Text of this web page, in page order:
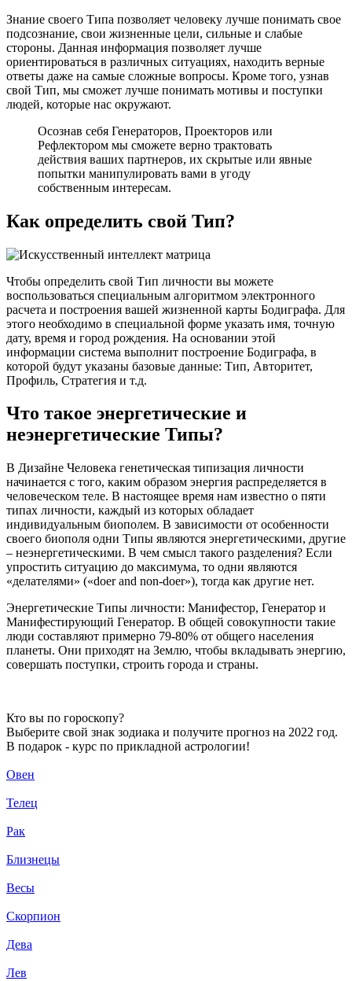
Знание своего Типа позволяет человеку лучше понимать свое
подсознание, свои жизненные цели, сильные и слабые
стороны. Данная информация позволяет лучше
ориентироваться в различных ситуациях, находить верные
ответы даже на самые сложные вопросы. Кроме того, узнав
свой Тип, мы сможет лучше понимать мотивы и поступки
людей, которые нас окружают.
Осознав себя Генераторов, Проекторов или
Рефлектором мы сможете верно трактовать
действия ваших партнеров, их скрытые или явные
попытки манипулировать вами в угоду
собственным интересам.
Как определить свой Тип?
Чтобы определить свой Тип личности вы можете
воспользоваться специальным алгоритмом электронного
расчета и построения вашей жизненной карты Бодиграфа. Для
этого необходимо в специальной форме указать имя, точную
дату, время и город рождения. На основании этой
информации система выполнит построение Бодиграфа, в
которой будут указаны базовые данные: Тип, Авторитет,
Профиль, Стратегия и т.д.
Что такое энергетические и
неэнергетические Типы?
В Дизайне Человека генетическая типизация личности
начинается с того, каким образом энергия распределяется в
человеческом теле. В настоящее время нам известно о пяти
типах личности, каждый из которых обладает
индивидуальным биополем. В зависимости от особенности
своего биополя одни Типы являются энергетическими, другие
– неэнергетическими. В чем смысл такого разделения? Если
упростить ситуацию до максимума, то одни являются
«делателями» («doer and non-doer»), тогда как другие нет.
Энергетические Типы личности: Манифестор, Генератор и
Манифестирующий Генератор. В общей совокупности такие
люди составляют примерно 79-80% от общего населения
планеты. Они приходят на Землю, чтобы вкладывать энергию,
совершать поступки, строить города и страны.
Кто вы по гороскопу?
Выберите свой знак зодиака и получите прогноз на 2022 год.
В подарок - курс по прикладной астрологии!
Овен
Телец
Рак
Близнецы
Весы
Скорпион
Дева
Лев